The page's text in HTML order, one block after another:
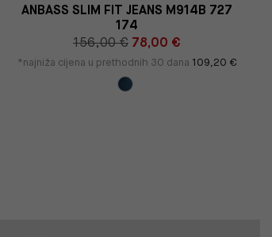
ANBASS SLIM FIT JEANS M914B 727
174
156,00 € 78,00 €
*najniža cijena u prethodnih 30 dana 109,20 €